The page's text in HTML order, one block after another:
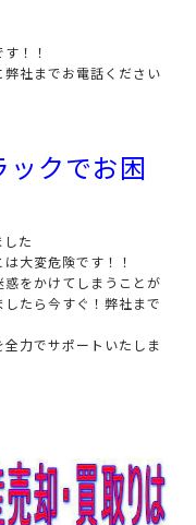
！！
社までお電話ください
クでお困
た
大変危険です！！
をかけてしまうことが
たら今すぐ！弊社まで
力でサポートいたしま